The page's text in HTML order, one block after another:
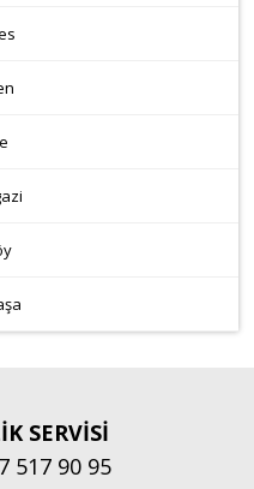
SERVİSİ
517 90 95